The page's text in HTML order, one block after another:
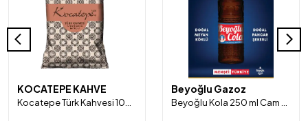
KOCATEPE KAHVE Beyoğlu Gazoz